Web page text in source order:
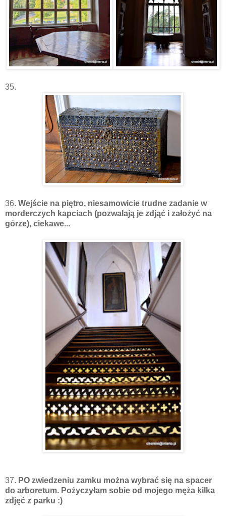
35.
36. Wejście na piętro, niesamowicie trudne zadanie w
morderczych kapciach (pozwalają je zdjąć i założyć na
górze), ciekawe...
37. PO zwiedzeniu zamku można wybrać się na spacer
do arboretum. Pożyczyłam sobie od mojego męża kilka
zdjęć z parku :)